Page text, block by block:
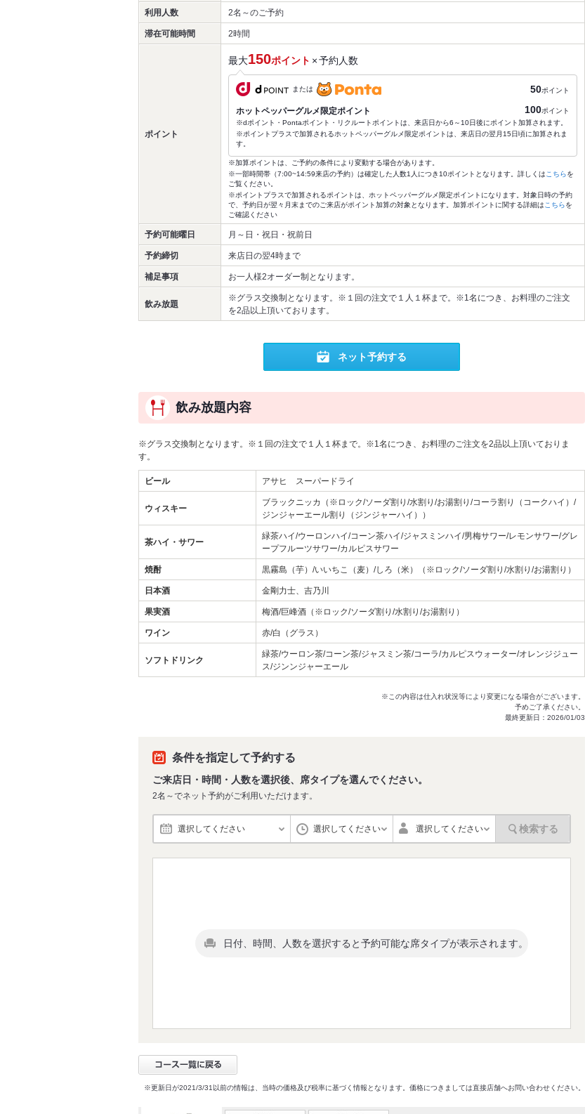
利用人数 2名～のご予約
滞在可能時間 2時間
ポイント
最大150ポイント ×予約人数
または 50ポイント
ホットペッパーグルメ限定ポイント 100ポイント
※dポイント・Pontaポイント・リクルートポイントは、来店日から6～10日後にポイント加算されます。
※ポイントプラスで加算されるホットペッパーグルメ限定ポイントは、来店日の翌月15日頃に加算されま
す。
※加算ポイントは、ご予約の条件により変動する場合があります。
※一部時間帯（7:00~14:59来店の予約）は確定した人数1人につき10ポイントとなります。詳しくは こちらを
ご覧ください。
※ポイントプラスで加算されるポイントは、ホットペッパーグルメ限定ポイントになります。対象日時の予約
で、予約日が翌々月末までのご来店がポイント加算の対象となります。加算ポイントに関する詳細は こちらを
ご確認ください
予約可能曜日 月～日・祝日・祝前日
予約締切 来店日の翌4時まで
補足事項 お一人様2オーダー制となります。
飲み放題
※グラス交換制となります。※１回の注文で１人１杯まで。※1名につき、お料理のご注文
を2品以上頂いております。
ネット予約する
飲み放題内容
※グラス交換制となります。※１回の注文で１人１杯まで。※1名につき、お料理のご注文を2品以上頂いておりま
す。
ビール アサヒ スーパードライ
ウィスキー
ブラックニッカ（※ロック/ソーダ割り/水割り/お湯割り/コーラ割り（コークハイ）/
ジンジャーエール割り（ジンジャーハイ））
茶ハイ・サワー
緑茶ハイ/ウーロンハイ/コーン茶ハイ/ジャスミンハイ/男梅サワー/レモンサワー/グレ
ープフルーツサワー/カルピスサワー
焼酎 黒霧島（芋）/いいちこ（麦）/しろ（米）（※ロック/ソーダ割り/水割り/お湯割り）
日本酒 金剛力士、吉乃川
果実酒 梅酒/巨峰酒（※ロック/ソーダ割り/水割り/お湯割り）
ワイン 赤/白（グラス）
ソフトドリンク
緑茶/ウーロン茶/コーン茶/ジャスミン茶/コーラ/カルピスウォーター/オレンジジュー
ス/ジンンジャーエール
※この内容は仕入れ状況等により変更になる場合がございます。
予めご了承ください。
最終更新日：2026/01/03
条件を指定して予約する
ご来店日・時間・人数を選択後、席タイプを選んでください。
2名～でネット予約がご利用いただけます。
選択してください 選択してください 選択してください 検索する
日付、時間、人数を選択すると予約可能な席タイプが表示されます。
※更新日が2021/3/31以前の情報は、当時の価格及び税率に基づく情報となります。価格につきましては直接店舗へお問い合わせください。